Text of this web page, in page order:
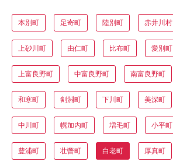
本別町 足寄町 陸別町 赤井川村
上砂川町 由仁町 比布町 愛別町
上富良野町 中富良野町 南富良野町
和寒町 剣淵町 下川町 美深町
中川町 幌加内町 増毛町 小平町
豊浦町 壮瞥町 白老町 厚真町